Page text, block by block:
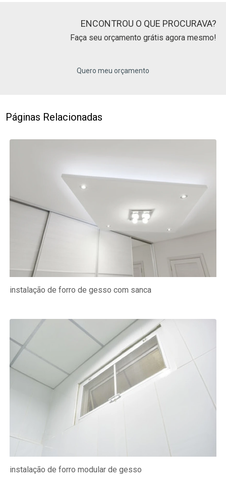
ENCONTROU O QUE PROCURAVA?
Faça seu orçamento grátis agora mesmo!
Quero meu orçamento
Páginas Relacionadas
instalação de forro de gesso com sanca
instalação de forro modular de gesso